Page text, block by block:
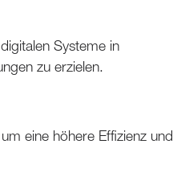
Systeme in
zu erzielen.
eine höhere Effizienz und